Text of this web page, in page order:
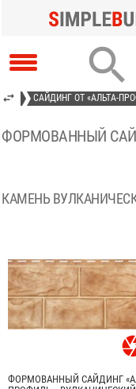

САЙДИНГ ОТ «АЛЬТА-
ФОРМОВАННЫЙ
КАМЕНЬ
ФОРМОВАННЫЙ САЙДИНГ